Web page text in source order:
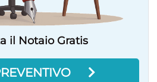
il Notaio Gratis